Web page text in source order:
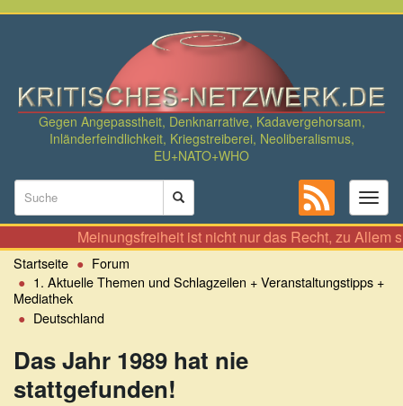
Direkt
Gegen Angepasstheit, Denknarrative, Kadavergehorsam,
Inländerfeindlichkeit, Kriegstreiberei, Neoliberalismus,
EU+NATO+WHO
Suchformular
Suche
Meinungsfreiheit ist nicht nur das Recht, zu Allem seinen
Startseite
Forum
1. Aktuelle Themen und Schlagzeilen + Veranstaltungstipps +
Mediathek
Deutschland
Das Jahr 1989 hat nie
stattgefunden!